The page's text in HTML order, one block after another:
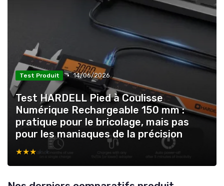
Test Produit • 14/06/2026
Test HARDELL Pied à Coulisse
Numérique Rechargeable 150 mm :
pratique pour le bricolage, mais pas
pour les maniaques de la précision
★★★★★
★★★★★